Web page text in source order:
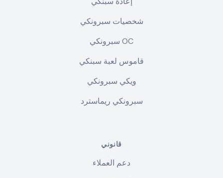
شخصيات سبرونكي
سبرونكي OC
قاموس لعبة سبنكي
ويكي سبرونكي
سبرونكي ريماسترد
قانوني
دعم العملاء